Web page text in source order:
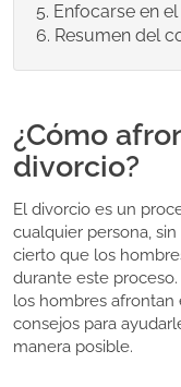
Enfocarse en
Resumen del
¿Cómo
divorcio?
El divorcio es un
cualquier persona,
cierto que los
durante este
los hombres
consejos para
manera posible.